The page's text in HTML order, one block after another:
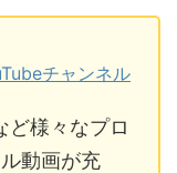
チャンネル
様々なプロ
動画が充